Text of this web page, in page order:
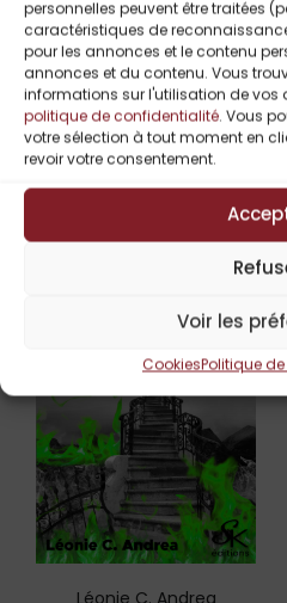
personnelles peuvent être traitées
caractéristiques de
pour les annonces et le contenu
annonces et du contenu. Vous
informations sur l'utilisation de vos
politique de confidentialité. Vous
votre sélection à tout moment en
revoir votre consentement.
Voir les
CookiesPolitique
difficile
Passion contrariée
Héroïne forte et
Conflit intérieur et
Titres